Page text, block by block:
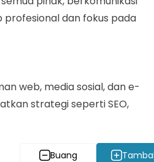
profesional dan fokus pada
web, media sosial, dan e-
strategi seperti SEO,
Buang